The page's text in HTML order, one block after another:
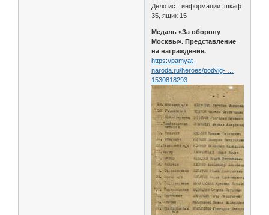
Дело ист. информации: шкаф
35, ящик 15
Медаль «За оборону
Москвы». Представление
на награждение.
https://pamyat-
naroda.ru/heroes/podvig- …
1530818293 :